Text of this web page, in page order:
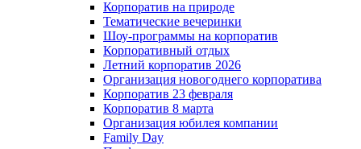
Корпоратив на природе
Тематические вечеринки
Шоу-программы на корпоратив
Корпоративный отдых
Летний корпоратив 2026
Организация новогоднего корпоратива
Корпоратив 23 февраля
Корпоратив 8 марта
Организация юбилея компании
Family Day